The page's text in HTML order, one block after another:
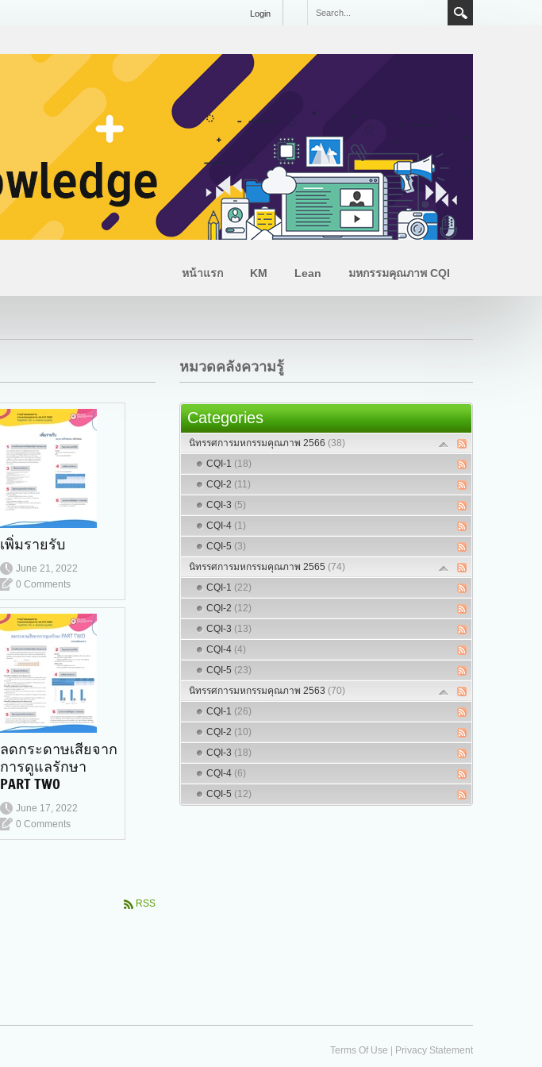
Login
หน้าแรก KM Lean มหกรรมคุณภาพ CQI
เพิ่มรายรับ
June 21, 2022
0 Comments
ลดกระดาษเสียจาก
การดูแลรักษา
PART TWO
June 17, 2022
0 Comments
RSS
หมวดคลังความรู้
Categories
นิทรรศการมหกรรมคุณภาพ 2566 (38)
CQI-1 (18)
CQI-2 (11)
CQI-3 (5)
CQI-4 (1)
CQI-5 (3)
นิทรรศการมหกรรมคุณภาพ 2565 (74)
CQI-1 (22)
CQI-2 (12)
CQI-3 (13)
CQI-4 (4)
CQI-5 (23)
นิทรรศการมหกรรมคุณภาพ 2563 (70)
CQI-1 (26)
CQI-2 (10)
CQI-3 (18)
CQI-4 (6)
CQI-5 (12)
Terms Of Use | Privacy Statement